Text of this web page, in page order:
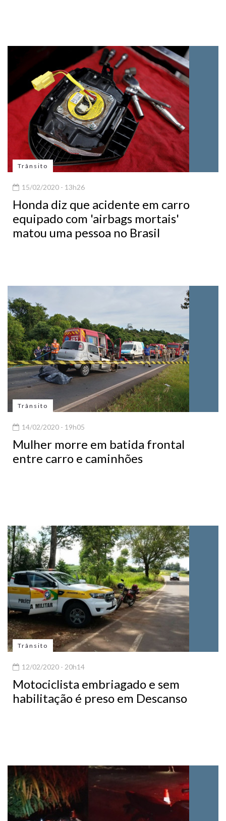
Trânsito
15/02/2020 - 13h26
Honda diz que acidente em carro
equipado com 'airbags mortais'
matou uma pessoa no Brasil
Trânsito
14/02/2020 - 19h05
Mulher morre em batida frontal
entre carro e caminhões
Trânsito
12/02/2020 - 20h14
Motociclista embriagado e sem
habilitação é preso em Descanso